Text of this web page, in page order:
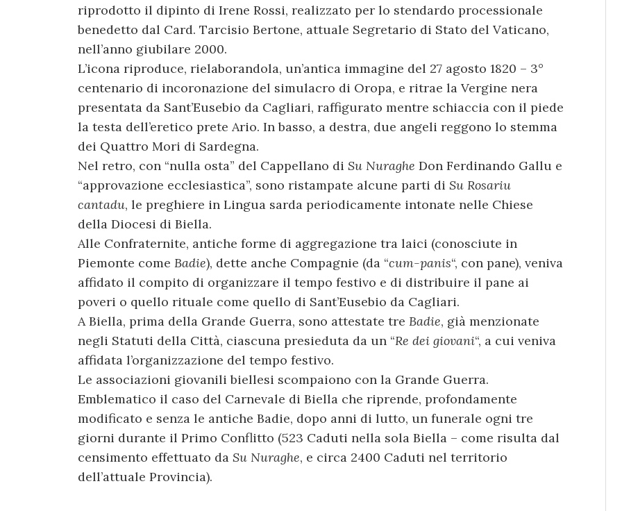
riprodotto il dipinto di Irene Rossi, realizzato per lo stendardo processionale
benedetto dal Card. Tarcisio Bertone, attuale Segretario di Stato del Vaticano,
nell’anno giubilare 2000.
L’icona riproduce, rielaborandola, un’antica immagine del 27 agosto 1820 – 3°
centenario di incoronazione del simulacro di Oropa, e ritrae la Vergine nera
presentata da Sant’Eusebio da Cagliari, raffigurato mentre schiaccia con il piede
la testa dell’eretico prete Ario. In basso, a destra, due angeli reggono lo stemma
dei Quattro Mori di Sardegna.
Nel retro, con “nulla osta” del Cappellano di Su Nuraghe Don Ferdinando Gallu e
“approvazione ecclesiastica”, sono ristampate alcune parti di Su Rosariu
cantadu, le preghiere in Lingua sarda periodicamente intonate nelle Chiese
della Diocesi di Biella.
Alle Confraternite, antiche forme di aggregazione tra laici (conosciute in
Piemonte come Badie), dette anche Compagnie (da “cum-panis“, con pane), veniva
affidato il compito di organizzare il tempo festivo e di distribuire il pane ai
poveri o quello rituale come quello di Sant’Eusebio da Cagliari.
A Biella, prima della Grande Guerra, sono attestate tre Badie, già menzionate
negli Statuti della Città, ciascuna presieduta da un “Re dei giovani“, a cui veniva
affidata l’organizzazione del tempo festivo.
Le associazioni giovanili biellesi scompaiono con la Grande Guerra.
Emblematico il caso del Carnevale di Biella che riprende, profondamente
modificato e senza le antiche Badie, dopo anni di lutto, un funerale ogni tre
giorni durante il Primo Conflitto (523 Caduti nella sola Biella – come risulta dal
censimento effettuato da Su Nuraghe, e circa 2400 Caduti nel territorio
dell’attuale Provincia).